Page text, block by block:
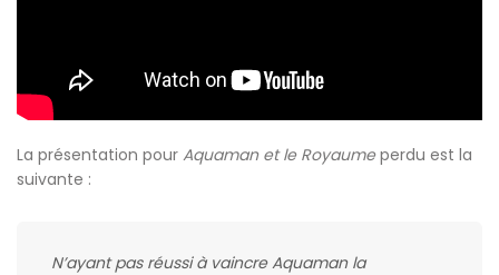
La présentation pour Aquaman et le Royaumeperdu est la
suivante :
N’ayant pas réussi à vaincre Aquaman la